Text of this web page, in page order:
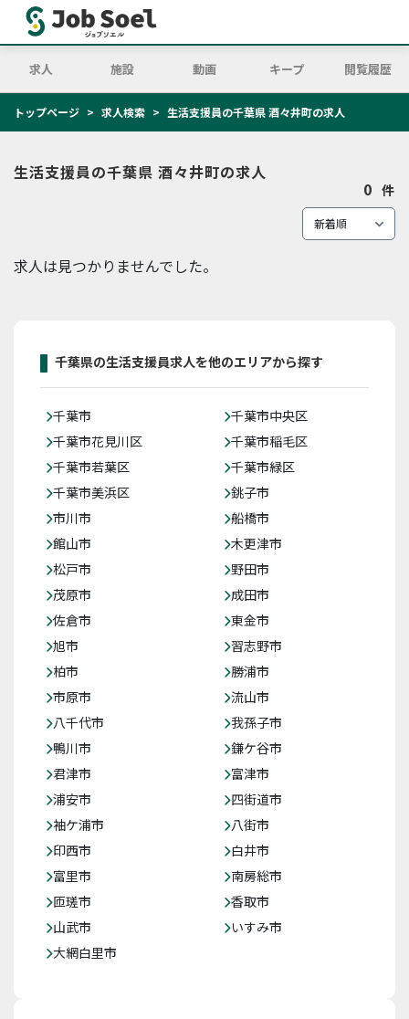
求人 施設 動画 キープ 閲覧履歴
トップページ 求人検索 生活支援員の千葉県 酒々井町の求人
生活支援員の千葉県 酒々井町の求人
0 件
求人は見つかりませんでした。
千葉県の生活支援員求人を他のエリアから探す
千葉市
千葉市中央区
千葉市花見川区
千葉市稲毛区
千葉市若葉区
千葉市緑区
千葉市美浜区
銚子市
市川市
船橋市
館山市
木更津市
松戸市
野田市
茂原市
成田市
佐倉市
東金市
旭市
習志野市
柏市
勝浦市
市原市
流山市
八千代市
我孫子市
鴨川市
鎌ケ谷市
君津市
富津市
浦安市
四街道市
袖ケ浦市
八街市
印西市
白井市
富里市
南房総市
匝瑳市
香取市
山武市
いすみ市
大網白里市